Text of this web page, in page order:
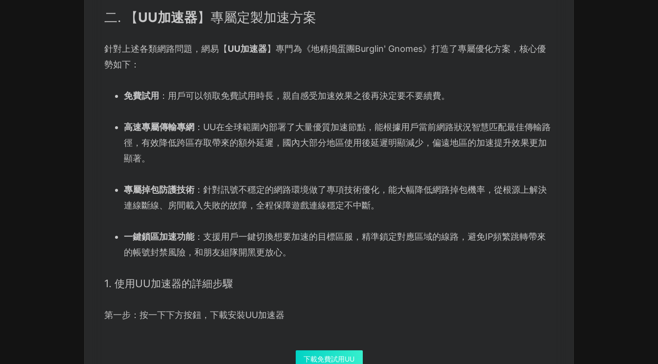
二. 【UU加速器】專屬定製加速方案
針對上述各類網路問題，網易【UU加速器】專門為《地精搗蛋團Burglin' Gnomes》打造了專屬優化方案，核心優
勢如下：
免費試用 ：用戶可以領取免費試用時長，親自感受加速效果之後再決定要不要續費。
高速專屬傳輸專網 ：UU在全球範圍內部署了大量優質加速節點，能根據用戶當前網路狀況智慧匹配最佳傳輸路
徑，有效降低跨區存取帶來的額外延遲，國內大部分地區使用後延遲明顯減少，偏遠地區的加速提升效果更加
顯著。
專屬掉包防護技術：針對訊號不穩定的網路環境做了專項技術優化，能大幅降低網路掉包機率，從根源上解決
連線斷線、房間載入失敗的故障，全程保障遊戲連線穩定不中斷。
一鍵鎖區加速功能：支援用戶一鍵切換想要加速的目標區服，精準鎖定對應區域的線路，避免IP頻繁跳轉帶來
的帳號封禁風險，和朋友組隊開黑更放心。
1. 使用UU加速器的詳細步驟
第一步：按一下下方按鈕，下載安裝UU加速器
下載免費試用UU